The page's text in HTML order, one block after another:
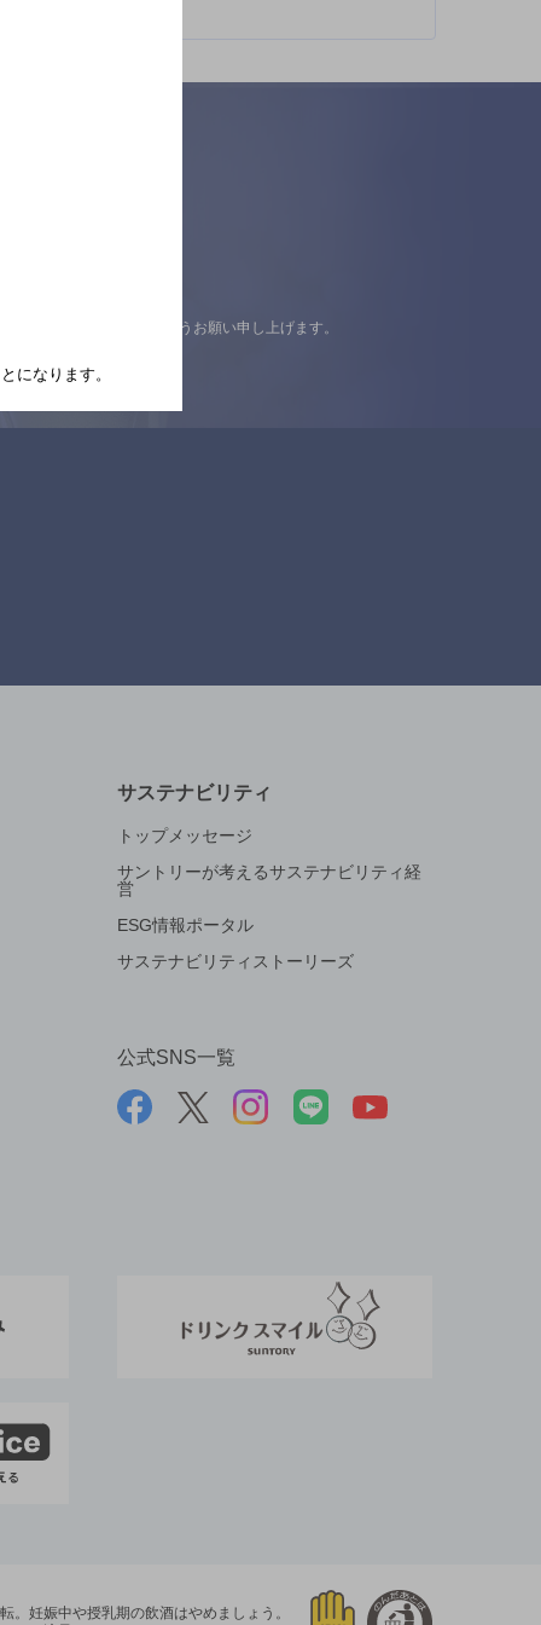
の上ご来店くださいますようお願い申し上げます。
サステナビリティ
トップメッセージ
サントリーが考えるサステナビリティ経
営
ESG情報ポータル
サステナビリティストーリーズ
公式SNS一覧
。 妊娠中や授乳期の飲酒はやめましょう。
になります。